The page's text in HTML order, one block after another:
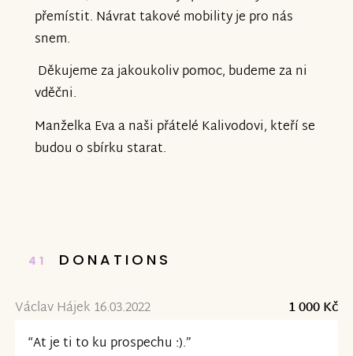
přemístit. Návrat takové mobility je pro nás
snem.
Děkujeme za jakoukoliv pomoc, budeme za ni
vděčni.
Manželka Eva a naši přátelé Kalivodovi, kteří se
budou o sbírku starat.
41 DONATIONS
Václav Hájek 16.03.2022
1 000 Kč
“At je ti to ku prospechu :).”